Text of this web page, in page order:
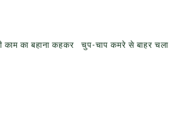
काम का बहाना कहकर चुप-चाप कमरे से बाहर चला